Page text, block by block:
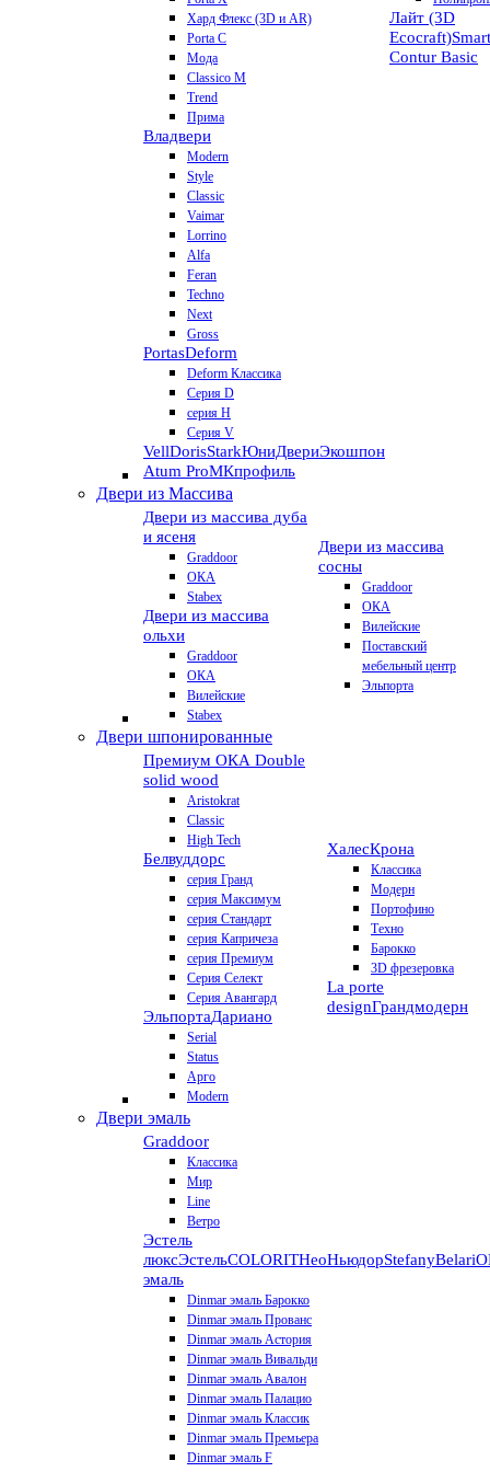
Хард Флекс (3D и AR)
Porta C
Мода
Classico M
Trend
Прима
Владвери
Modern
Style
Classic
Vaimar
Lorrino
Alfa
Feran
Techno
Next
Gross
PortasDeform
Deform Классика
Серия D
серия H
Серия V
VellDorisStarkЮниДвериЭкошпон
Atum ProМКпрофиль
Лайт (3D
Ecocraft)Smart
Contur Basic
Двери из Массива
Двери из массива дуба
и ясеня
Graddoor
ОКА
Stabex
Двери из массива
ольхи
Graddoor
ОКА
Вилейские
Stabex
Двери из массива
сосны
Graddoor
ОКА
Вилейские
Поставский
мебельный центр
Эльпорта
Двери шпонированные
Премиум ОКА Double
solid wood
Aristokrat
Classic
High Tech
Белвуддорс
серия Гранд
серия Максимум
серия Стандарт
серия Капричеза
серия Премиум
Серия Селект
Серия Авангард
ЭльпортаДариано
Serial
Status
Арго
Modern
ХалесКрона
Классика
Модерн
Портофино
Техно
Барокко
3D фрезеровка
La porte
designГрандмодерн
Двери эмаль
Graddoor
Классика
Мир
Line
Ветро
Эстель
люксЭстельCOLORITНеоНьюдорStefanyBelari
эмаль
Dinmar эмаль Барокко
Dinmar эмаль Прованс
Dinmar эмаль Астория
Dinmar эмаль Вивальди
Dinmar эмаль Авалон
Dinmar эмаль Палацио
Dinmar эмаль Классик
Dinmar эмаль Премьера
Dinmar эмаль F